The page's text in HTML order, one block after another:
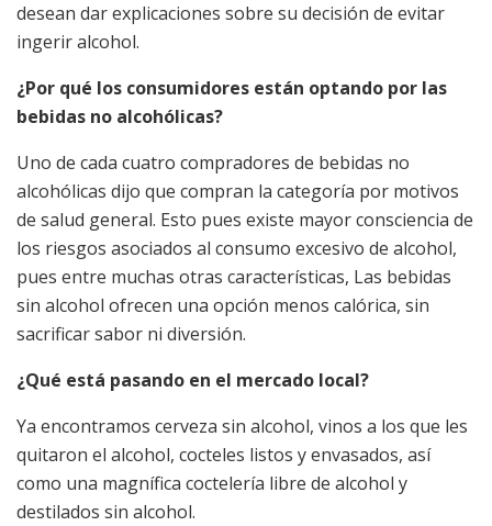
desean dar explicaciones sobre su decisión de evitar
ingerir alcohol.
¿Por qué los consumidores están optando por las
bebidas no alcohólicas?
Uno de cada cuatro compradores de bebidas no
alcohólicas dijo que compran la categoría por motivos
de salud general. Esto pues existe mayor consciencia de
los riesgos asociados al consumo excesivo de alcohol,
pues entre muchas otras características, Las bebidas
sin alcohol ofrecen una opción menos calórica, sin
sacrificar sabor ni diversión.
¿Qué está pasando en el mercado local?
Ya encontramos cerveza sin alcohol, vinos a los que les
quitaron el alcohol, cocteles listos y envasados, así
como una magnífica coctelería libre de alcohol y
destilados sin alcohol.